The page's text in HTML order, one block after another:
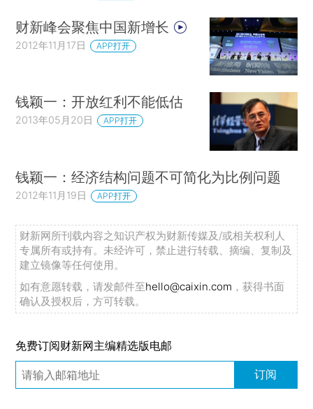
财新峰会聚焦中国新增长
2012年11月17日 APP打开
钱颖一：开放红利不能低估
2013年05月20日 APP打开
钱颖一：经济结构问题不可简化为比例问题
2012年11月19日 APP打开
财新网所刊载内容之知识产权为财新传媒及/或相关权利人
专属所有或持有。未经许可，禁止进行转载、摘编、复制及
建立镜像等任何使用。
如有意愿转载，请发邮件至hello@caixin.com ，获得书面
确认及授权后，方可转载。
免费订阅财新网主编精选版电邮
订阅